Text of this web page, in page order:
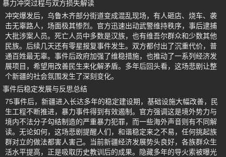
暴力冲突过程与双方损失解读
冲突爆发后，乌鲁木齐部分街道变成混乱现场，有人砸店、烧车、袭
击无辜路人，场面极其惨烈。官方迅速出动武警维持秩序，事后逮捕
大批涉案人员。死亡人员中多数是汉族，也有维吾尔群众和少数其他
民族。后续几天还有零星报复事件发生。双方都付出了沉重代价，普
通百姓最无辜。事件后政府加强了维稳措施，也推动了一系列经济发
展项目，希望用改善民生来化解矛盾。多年后回头看，这场悲剧让整
个新疆的社会氛围发生了深刻变化。
事件后稳定发展与反思总结
75事件后，新疆进入长达多年的稳定建设期，基础设施大幅改善，民
生工程不断推进，暴力事件得到有效遏制。官方强调这是境外势力与
境内不法分子勾结制造的严重暴力犯罪，而一些海外声音则有不同解
读。无论如何，这场悲剧提醒人们，和谐稳定来之不易，任何挑起族
群对立的做法都害人害己。当前新疆经济发展势头良好，各族群众生
活水平提高，正是吸取历史教训后的成果。隐藏多年的导火索被曝光